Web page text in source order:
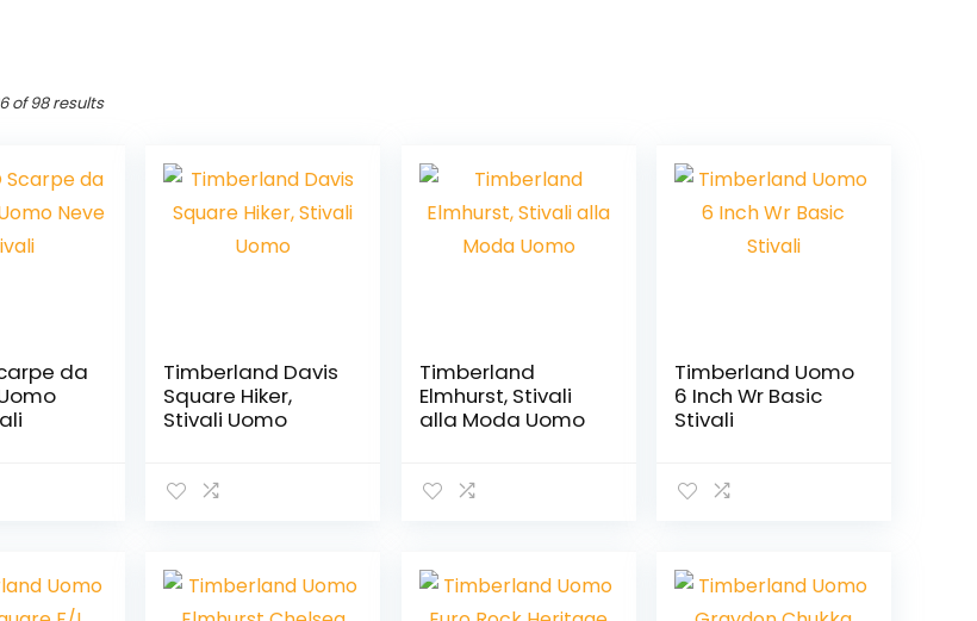
of 98 results
da
Timberland Davis
Square Hiker,
Stivali Uomo
Timberland
Elmhurst, Stivali
alla Moda Uomo
Timberland Uomo
6 Inch Wr Basic
Stivali